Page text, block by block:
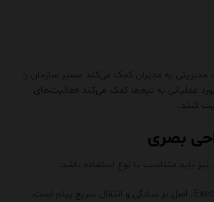
مدیریتی به مدیران کمک می‌کند مسیر سازمان را
عملیاتی به تیم‌ها کمک می‌کند فعالیت‌های
کنند.
بصری
نیز باید متناسب با نوع استفاده باشد.
در Executive Dashboard، اصل بر سادگی و انتقال سریع پیام است.